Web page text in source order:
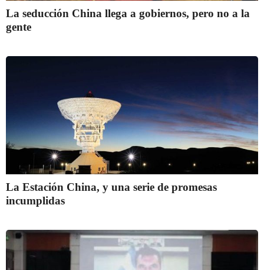
La seducción China llega a gobiernos, pero no a la
gente
La Estación China, y una serie de promesas
incumplidas